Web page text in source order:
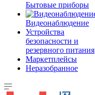
Бытовые приборы
Видеонаблюдение
Устройства
безопасности и
резервного питания
Маркетплейсы
Неразобранное